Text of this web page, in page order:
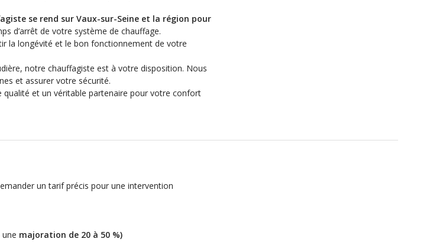
se rend sur Vaux-sur-Seine et la région pour
d’arrêt de votre système de chauffage.
la longévité et le bon fonctionnement de votre
notre chauffagiste est à votre disposition. Nous
et assurer votre sécurité.
qualité et un véritable partenaire pour votre confort
un tarif précis pour une intervention
majoration de 20 à 50 %)